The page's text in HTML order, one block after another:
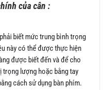
của cân :
biết mức trung bình trọng
này có thể được thực hiện
được biết đến và để cho
lượng hoặc bằng tay
cách sử dụng bàn phím.